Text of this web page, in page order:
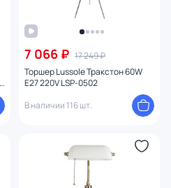
7 066 ₽ 17 249 ₽
Торшер Lussole Тракстон 60W
E27 220V LSP-0502
В наличии 116 шт.